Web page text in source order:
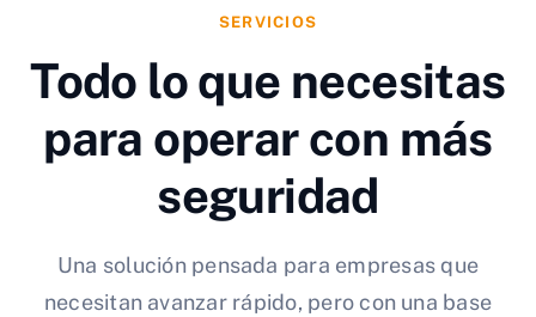
SERVICIOS
Todo lo que necesitas
para operar con más
seguridad
Una solución pensada para empresas que
necesitan avanzar rápido, pero con una base